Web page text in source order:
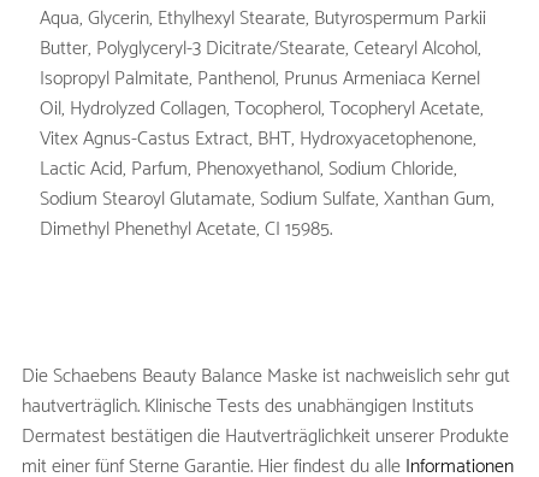
Aqua, Glycerin, Ethylhexyl Stearate, Butyrospermum Parkii
Butter, Polyglyceryl-3 Dicitrate/Stearate, Cetearyl Alcohol,
Isopropyl Palmitate, Panthenol, Prunus Armeniaca Kernel
Oil, Hydrolyzed Collagen, Tocopherol, Tocopheryl Acetate,
Vitex Agnus-Castus Extract, BHT, Hydroxyacetophenone,
Lactic Acid, Parfum, Phenoxyethanol, Sodium Chloride,
Sodium Stearoyl Glutamate, Sodium Sulfate, Xanthan Gum,
Dimethyl Phenethyl Acetate, CI 15985.
Die Schaebens Beauty Balance Maske ist nachweislich sehr gut
hautverträglich. Klinische Tests des unabhängigen Instituts
Dermatest bestätigen die Hautverträglichkeit unserer Produkte
mit einer fünf Sterne Garantie. Hier findest du alleInformationen